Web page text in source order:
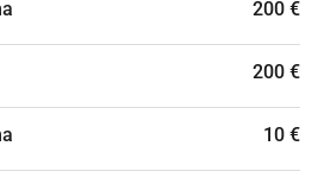
200 €
200 €
10 €